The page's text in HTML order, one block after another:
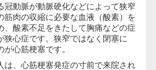
冠動脈が動脈硬化などによって狭窄
筋肉の収縮に必要な血液（酸素）を
、酸素不足をきたして胸痛などの症
狭心症です。狭窄ではなく閉塞に
が心筋梗塞です。
は、心筋梗塞発症の寸前で来院され